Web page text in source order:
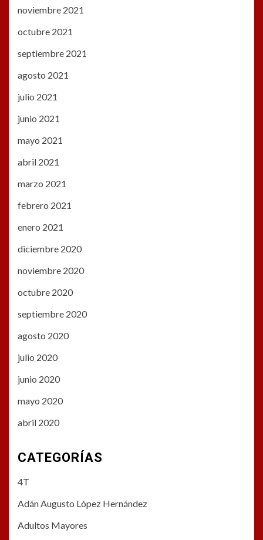
noviembre 2021
octubre 2021
septiembre 2021
agosto 2021
julio 2021
junio 2021
mayo 2021
abril 2021
marzo 2021
febrero 2021
enero 2021
diciembre 2020
noviembre 2020
octubre 2020
septiembre 2020
agosto 2020
julio 2020
junio 2020
mayo 2020
abril 2020
CATEGORÍAS
4T
Adán Augusto López Hernández
Adultos Mayores